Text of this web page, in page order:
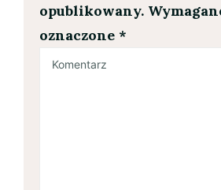
opublikowany.
oznaczone *